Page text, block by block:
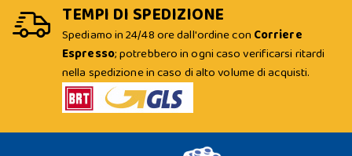
TEMPI DI SPEDIZIONE
Spediamo in 24/48 ore dall'ordine con Corriere
Espresso; potrebbero in ogni caso verificarsi ritardi
nella spedizione in caso di alto volume di acquisti.